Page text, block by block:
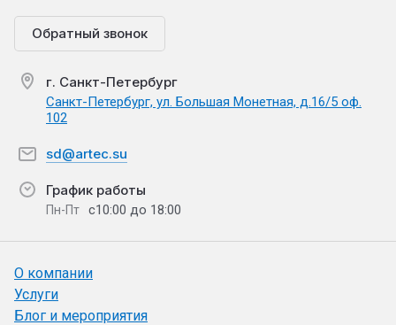
Обратный звонок
г. Санкт-Петербург
Санкт-Петербург, ул. Большая Монетная, д.16/5 оф.
102
sd@artec.su
График работы
Пн-Пт с10:00 до 18:00
О компании
Услуги
Блог и мероприятия